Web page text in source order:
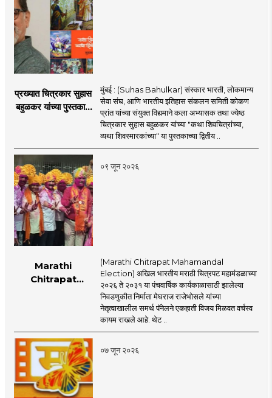
प्रख्यात चित्रकार सुहास
बहुळकर यांच्या पुस्तकाचे
मुंबई : (Suhas Bahulkar) संस्कार भारती, लोकमान्य
सेवा संघ, आणि भारतीय इतिहास संकलन समिती कोकण
प्रांत यांच्या संयुक्त विद्यमाने कला अभ्यासक तथा ज्येष्ठ
चित्रकार सुहास बहुळकर यांच्या "कथा शिवचित्रांच्या,
व्यथा शिवस्मारकांच्या" या पुस्तकाच्या द्वितीय ..
०९ जून २०२६
Marathi
Chitrapat
महामंडळावर समर्थ
पॅनेलचे वर्चस्व कायम!
(Marathi Chitrapat Mahamandal
Election) अखिल भारतीय मराठी चित्रपट महामंडळाच्या
२०२६ ते २०३१ या पंचवार्षिक कार्यकाळासाठी झालेल्या
निवडणुकीत निर्माता मेघराज राजेभोसले यांच्या
नेतृत्वाखालील समर्थ पॅनेलने एकहाती विजय मिळवत वर्चस्व
कायम राखले आहे. थेट ..
०७ जून २०२६